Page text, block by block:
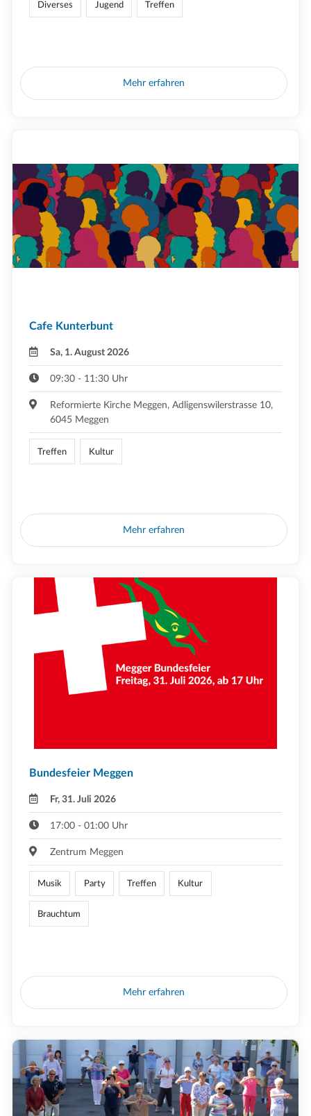
Diverses Jugend Treffen
Mehr erfahren
Cafe Kunterbunt
Sa, 1. August 2026
09:30 - 11:30 Uhr
Reformierte Kirche Meggen, Adligenswilerstrasse 10,
6045 Meggen
Treffen Kultur
Mehr erfahren
Bundesfeier Meggen
Fr, 31. Juli 2026
17:00 - 01:00 Uhr
Zentrum Meggen
Musik Party Treffen Kultur
Brauchtum
Mehr erfahren